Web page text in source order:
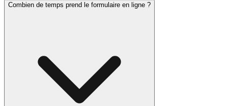
Combien de temps prend le formulaire en ligne ?